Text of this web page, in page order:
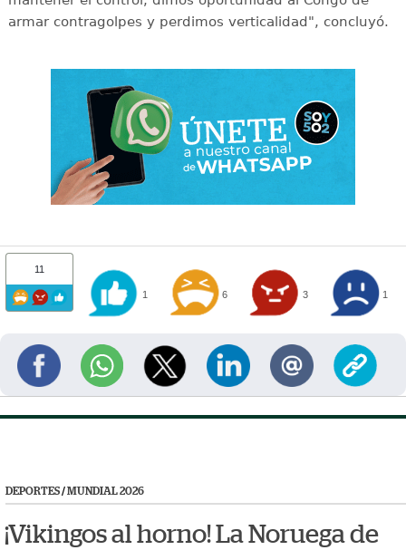
armar contragolpes y perdimos verticalidad", concluyó.
11
1 6 3 1
DEPORTES/ MUNDIAL 2026
¡Vikingos al horno! La Noruega de